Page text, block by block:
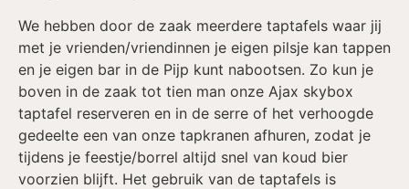
We hebben door de zaak meerdere taptafels waar jij
met je vrienden/vriendinnen je eigen pilsje kan tappen
en je eigen bar in de Pijp kunt nabootsen. Zo kun je
boven in de zaak tot tien man onze Ajax skybox
taptafel reserveren en in de serre of het verhoogde
gedeelte een van onze tapkranen afhuren, zodat je
tijdens je feestje/borrel altijd snel van koud bier
voorzien blijft. Het gebruik van de taptafels is